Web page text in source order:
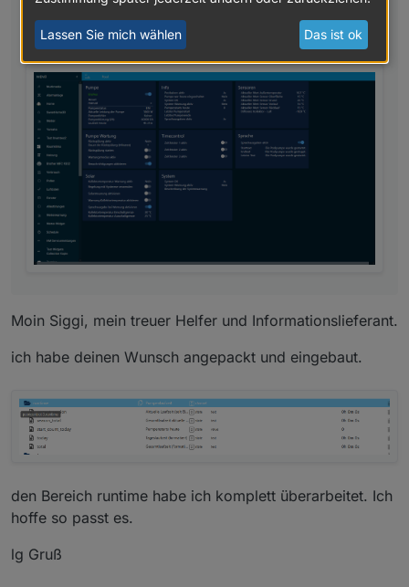
Irgendwie fehlt mir noch bei der runtime die
aktuelle Laufzeit
Moin Siggi, mein treuer Helfer und Informationslieferant.
ich habe deinen Wunsch angepackt und eingebaut.
den Bereich runtime habe ich komplett überarbeitet. Ich
hoffe so passt es.
lg Gruß
Lassen Sie mich wählen Das ist ok